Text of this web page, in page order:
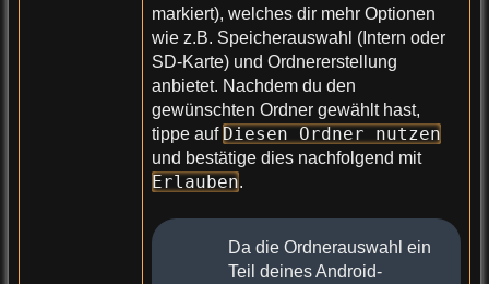
markiert), welches dir mehr Optionen
wie z.B. Speicherauswahl (Intern oder
SD-Karte) und Ordnererstellung
anbietet. Nachdem du den
gewünschten Ordner gewählt hast,
tippe aufDiesen Ordner nutzen
und bestätige dies nachfolgend mit
Erlauben.
Da die Ordnerauswahl ein
Teil deines Android-